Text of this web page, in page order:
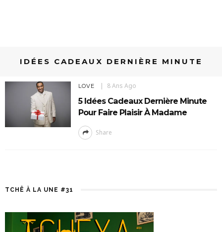
IDÉES CADEAUX DERNIÈRE MINUTE
LOVE 8 Ans Ago
5 Idées Cadeaux Dernière Minute
Pour Faire Plaisir À Madame
Share
TCHÊ À LA UNE #31